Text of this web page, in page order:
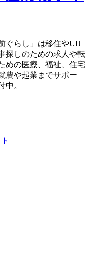
ぐらし」は移住やUIJ
探しのための求人や転
めの医療、福祉、住宅
農や起業までサポー
中。